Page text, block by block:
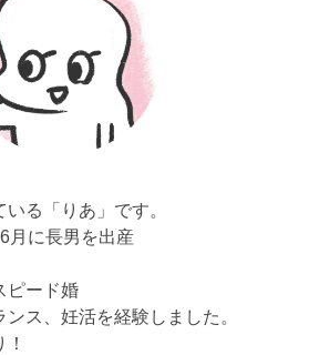
る「りあ」です。
月に長男を出産
ピード婚
ス、妊活を経験しました。
！